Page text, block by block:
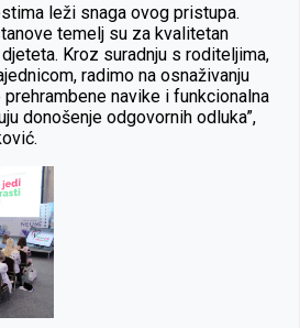
leži snaga ovog pristupa.
temelj su za kvalitetan
Kroz suradnju s roditeljima,
radimo na osnaživanju
navike i funkcionalna
donošenje odgovornih odluka”,